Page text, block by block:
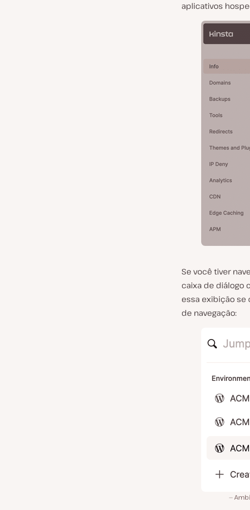
aplicativos
Se você tiver
caixa de diálogo
essa exibição se
de navegação: